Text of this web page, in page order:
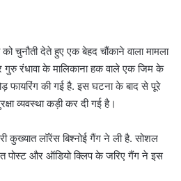
चुनौती देते हुए एक बेहद चौंकाने वाला मामला
रंधावा के मालिकाना हक वाले एक जिम के
फायरिंग की गई है. इस घटना के बाद से पूरे
व्यवस्था कड़ी कर दी गई है।
कुख्यात लॉरेंस बिश्नोई गैंग ने ली है. सोशल
पोस्ट और ऑडियो क्लिप के जरिए गैंग ने इस